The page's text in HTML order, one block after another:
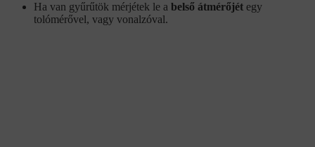
Ha van gyűrűtök mérjétek le a belső átmérőjét egy
tolómérővel, vagy vonalzóval.